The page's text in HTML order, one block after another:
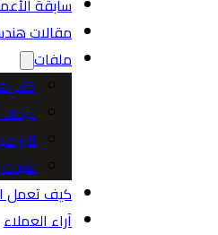
سابقة
مقالات
ملفات
كتب
كيف تعمل
آراء العملاء